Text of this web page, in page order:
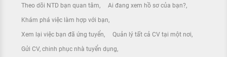
Theo dõi NTD bạn quan tâm Ai đang xem hồ sơ của bạn?
Khám phá việc làm hợp với bạn
Xem lại việc bạn đã ứng tuyển Quản lý tất cả CV tại một nơi
Gửi CV, chinh phục nhà tuyển dụng